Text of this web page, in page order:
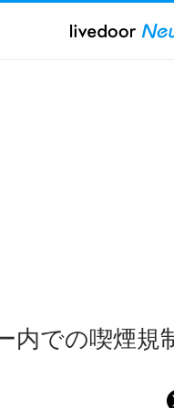
内での喫煙規